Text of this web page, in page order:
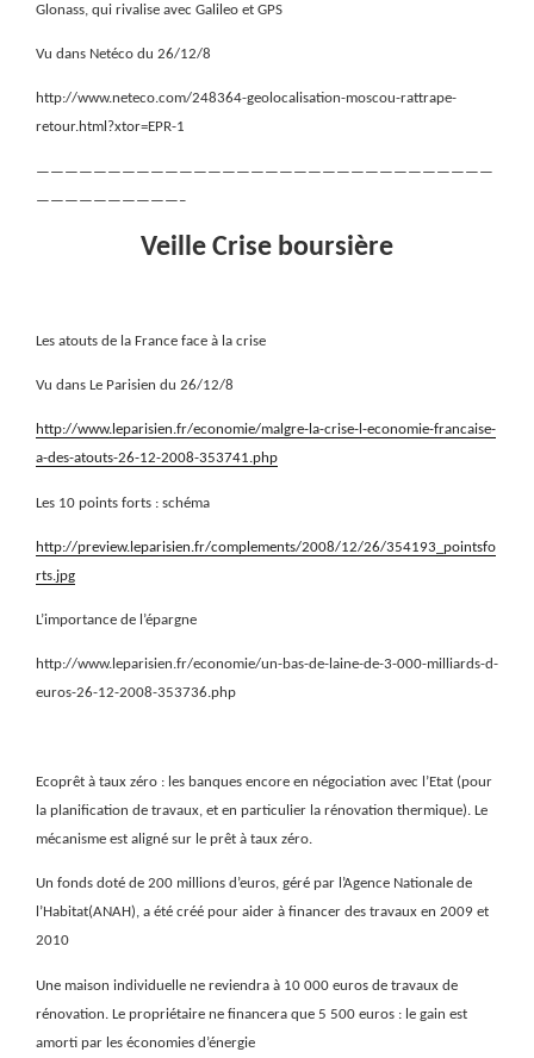
Glonass, qui rivalise avec Galileo et GPS
Vu dans Netéco du 26/12/8
http://www.neteco.com/248364-geolocalisation-moscou-rattrape-
retour.html?xtor=EPR-1
————————————————————————————————
——————————–
Veille Crise boursière
Les atouts de la France face à la crise
Vu dans Le Parisien du 26/12/8
http://www.leparisien.fr/economie/malgre-la-crise-l-economie-francaise-
a-des-atouts-26-12-2008-353741.php
Les 10 points forts : schéma
http://preview.leparisien.fr/complements/2008/12/26/354193_pointsfo
rts.jpg
L’importance de l’épargne
http://www.leparisien.fr/economie/un-bas-de-laine-de-3-000-milliards-d-
euros-26-12-2008-353736.php
Ecoprêt à taux zéro : les banques encore en négociation avec l’Etat (pour
la planification de travaux, et en particulier la rénovation thermique). Le
mécanisme est aligné sur le prêt à taux zéro.
Un fonds doté de 200 millions d’euros, géré par l’Agence Nationale de
l’Habitat(ANAH), a été créé pour aider à financer des travaux en 2009 et
2010
Une maison individuelle ne reviendra à 10 000 euros de travaux de
rénovation. Le propriétaire ne financera que 5 500 euros : le gain est
amorti par les économies d’énergie